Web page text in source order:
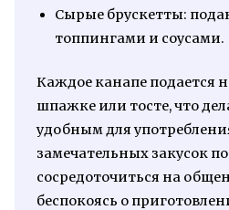
Сырые брускетты:
топпингами и соусами.
Каждое канапе подается
шпажке или тосте, что
удобным для
замечательных закусок
сосредоточиться на
беспокоясь о